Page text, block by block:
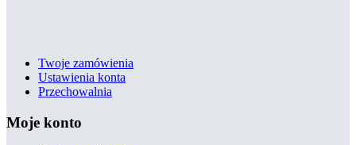
Twoje zamówienia
Ustawienia konta
Przechowalnia
Moje konto